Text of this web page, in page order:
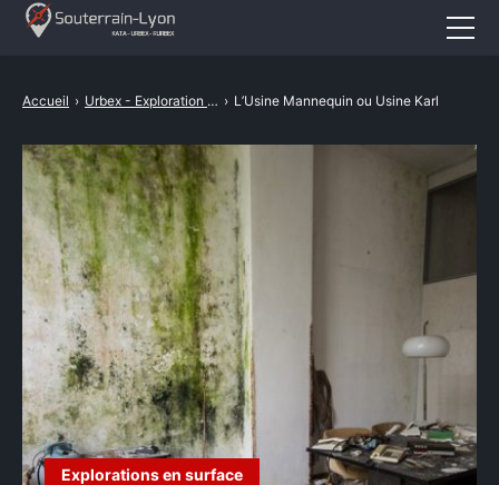
Explorations en surface
Accueil › Urbex - Exploration Urbaine › L’Usine Mannequin ou Usine Karl
Cataphile
Urbex
Revival
A propos
CONTACT